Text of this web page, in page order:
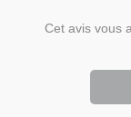
Cet avis vous